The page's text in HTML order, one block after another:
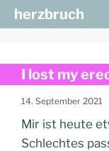
Zum
Inhalt
herzbruch
I lost my
14. September 2021
Mir ist heute
Schlechtes